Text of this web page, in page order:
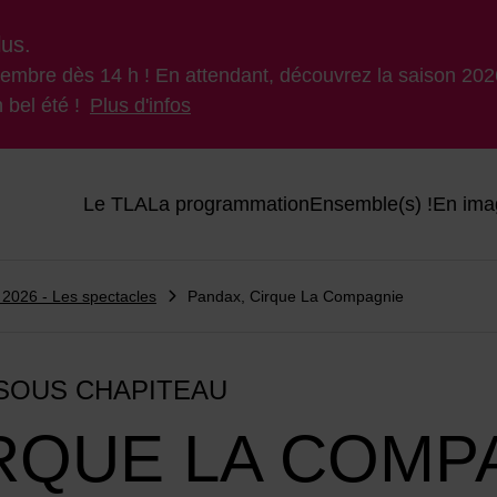
dès 14 h ! En attendant, découvrez la saison
bel été ! Plus d'infos
Le TLALa programmationEnsemble(s) !En
2026 - Les spectacles Pandax, Cirque La Compagnie
LA
CHAPITEAU